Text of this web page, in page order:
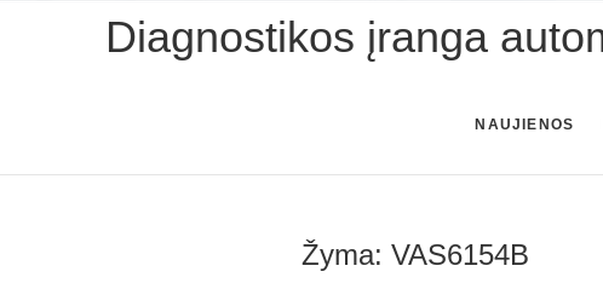
Diagnostikos įranga
NAUJIENOS
Žyma: VAS6154B